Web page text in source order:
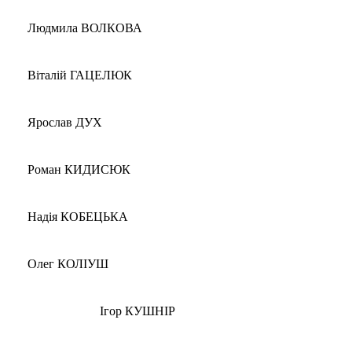
Людмила ВОЛКОВА
Віталій ГАЦЕЛЮК
Ярослав ДУХ
Роман КИДИСЮК
Надія КОБЕЦЬКА
Олег КОЛІУШ
Ігор КУШНІР